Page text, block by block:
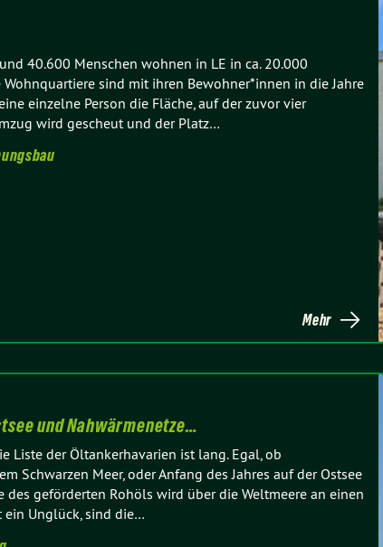
40.600 Menschen wohnen in LE in ca. 20.000
sind mit ihren Bewohner*innen in die Jahre
einzelne Person die Fläche, auf der zuvor vier
wird gescheut und der Platz…
Mehr
und Nahwärmenetze…
Liste der Öltankerhavarien ist lang. Egal, ob
Schwarzen Meer, oder Anfang des Jahres auf der Ostsee
des geförderten Rohöls wird über die Weltmeere an einen
ein Unglück, sind die…